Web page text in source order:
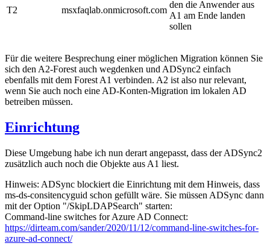
T2 msxfaqlab.onmicrosoft.com
den die Anwender aus
A1 am Ende landen
sollen
Für die weitere Besprechung einer möglichen Migration können Sie
sich den A2-Forest auch wegdenken und ADSync2 einfach
ebenfalls mit dem Forest A1 verbinden. A2 ist also nur relevant,
wenn Sie auch noch eine AD-Konten-Migration im lokalen AD
betreiben müssen.
Einrichtung
Diese Umgebung habe ich nun derart angepasst, dass der ADSync2
zusätzlich auch noch die Objekte aus A1 liest.
Hinweis: ADSync blockiert die Einrichtung mit dem Hinweis, dass
ms-ds-consitencyguid schon gefüllt wäre. Sie müssen ADSync dann
mit der Option "/SkipLDAPSearch" starten:
Command-line switches for Azure AD Connect:
https://dirteam.com/sander/2020/11/12/command-line-switches-for-
azure-ad-connect/